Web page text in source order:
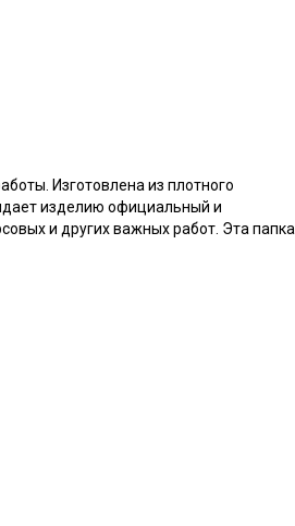
Изготовлена из плотного
изделию официальный и
и других важных работ. Эта папка